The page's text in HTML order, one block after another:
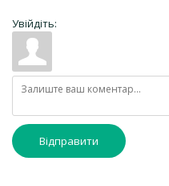
Увійдіть:
Відправити